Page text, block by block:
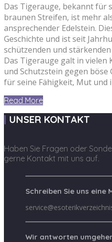
Das Tigerauge, bekannt für
braunen Streifen, ist mehr
ansprechender Edelstein.
Geschichte und ist seit
schützenden und
Das Tigerauge galt in vielen
und Schutzstein gegen böse
für seine Fähigkeit, Mut und
Read More
UNSER KONTAKT
Haben Sie Fragen oder
gerne Kontakt mit uns auf.
Schreiben Sie uns eine
Wir antworten